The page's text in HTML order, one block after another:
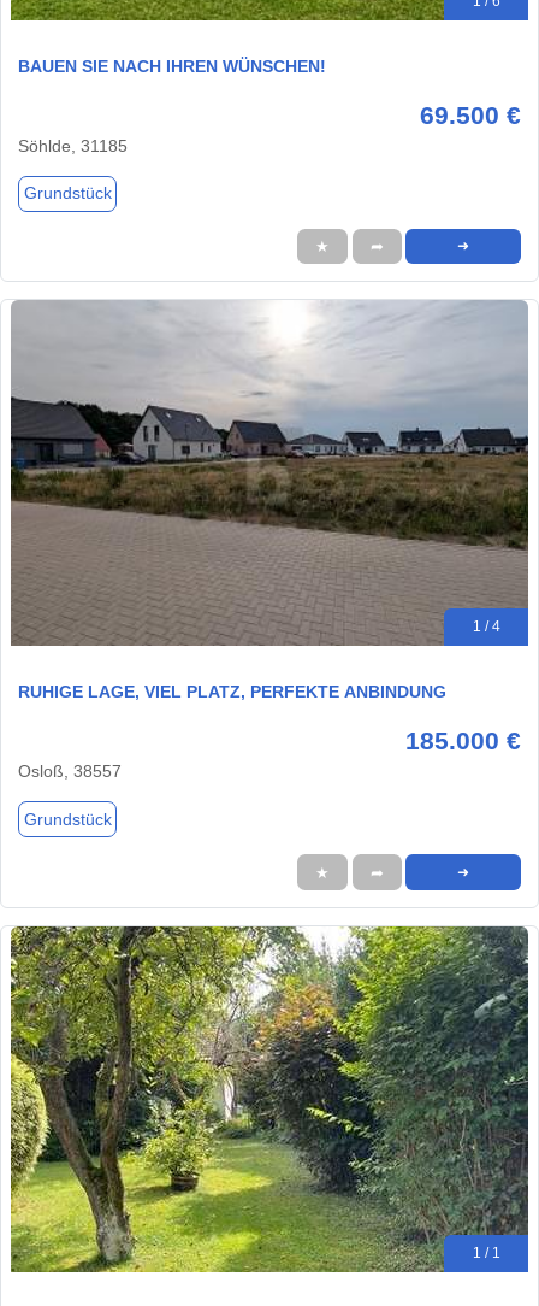
BAUEN SIE NACH IHREN WÜNSCHEN!
69.500 €
Söhlde, 31185
Grundstück
★ ➦ ➜
1 / 4
RUHIGE LAGE, VIEL PLATZ, PERFEKTE ANBINDUNG
185.000 €
Osloß, 38557
Grundstück
★ ➦ ➜
1 / 1